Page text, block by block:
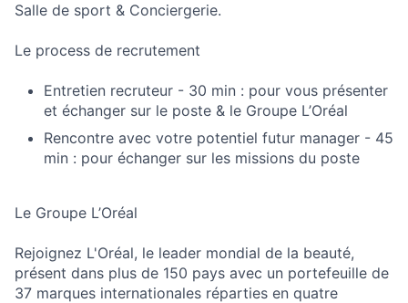
Salle de sport & Conciergerie.
Le process de recrutement
Entretien recruteur - 30 min : pour vous présenter
et échanger sur le poste & le Groupe L’Oréal
Rencontre avec votre potentiel futur manager - 45
min : pour échanger sur les missions du poste
Le Groupe L’Oréal
Rejoignez L'Oréal, le leader mondial de la beauté,
présent dans plus de 150 pays avec un portefeuille de
37 marques internationales réparties en quatre